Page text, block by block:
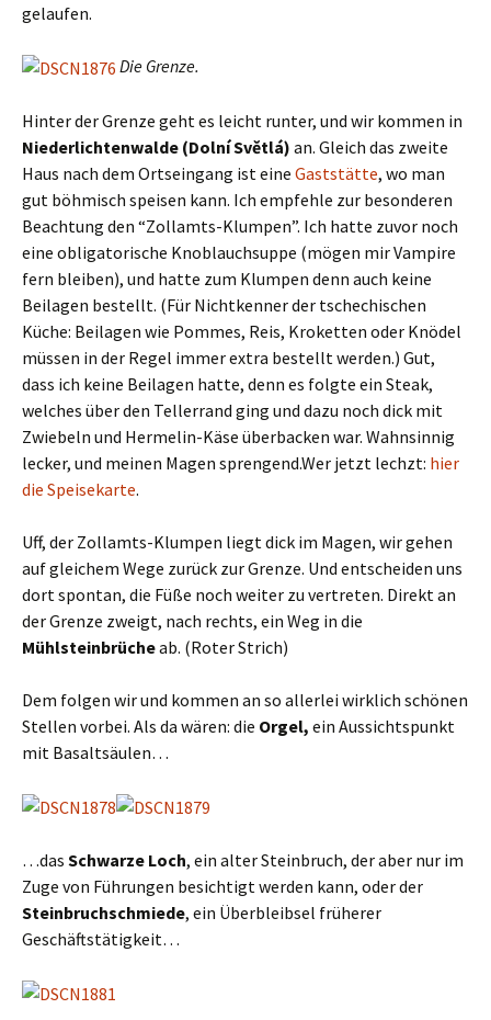
gelaufen.
Die Grenze.
Hinter der Grenze geht es leicht runter, und wir kommen in
Niederlichtenwalde (Dolní Světlá) an. Gleich das zweite
Haus nach dem Ortseingang ist eine Gaststätte, wo man
gut böhmisch speisen kann. Ich empfehle zur besonderen
Beachtung den “Zollamts-Klumpen”. Ich hatte zuvor noch
eine obligatorische Knoblauchsuppe (mögen mir Vampire
fern bleiben), und hatte zum Klumpen denn auch keine
Beilagen bestellt. (Für Nichtkenner der tschechischen
Küche: Beilagen wie Pommes, Reis, Kroketten oder Knödel
müssen in der Regel immer extra bestellt werden.) Gut,
dass ich keine Beilagen hatte, denn es folgte ein Steak,
welches über den Tellerrand ging und dazu noch dick mit
Zwiebeln und Hermelin-Käse überbacken war. Wahnsinnig
lecker, und meinen Magen sprengend.Wer jetzt lechzt: hier
die Speisekarte.
Uff, der Zollamts-Klumpen liegt dick im Magen, wir gehen
auf gleichem Wege zurück zur Grenze. Und entscheiden uns
dort spontan, die Füße noch weiter zu vertreten. Direkt an
der Grenze zweigt, nach rechts, ein Weg in die
Mühlsteinbrücheab. (Roter Strich)
Dem folgen wir und kommen an so allerlei wirklich schönen
Stellen vorbei. Als da wären: die Orgel, ein Aussichtspunkt
mit Basaltsäulen…
…das Schwarze Loch, ein alter Steinbruch, der aber nur im
Zuge von Führungen besichtigt werden kann, oder der
Steinbruchschmiede, ein Überbleibsel früherer
Geschäftstätigkeit…